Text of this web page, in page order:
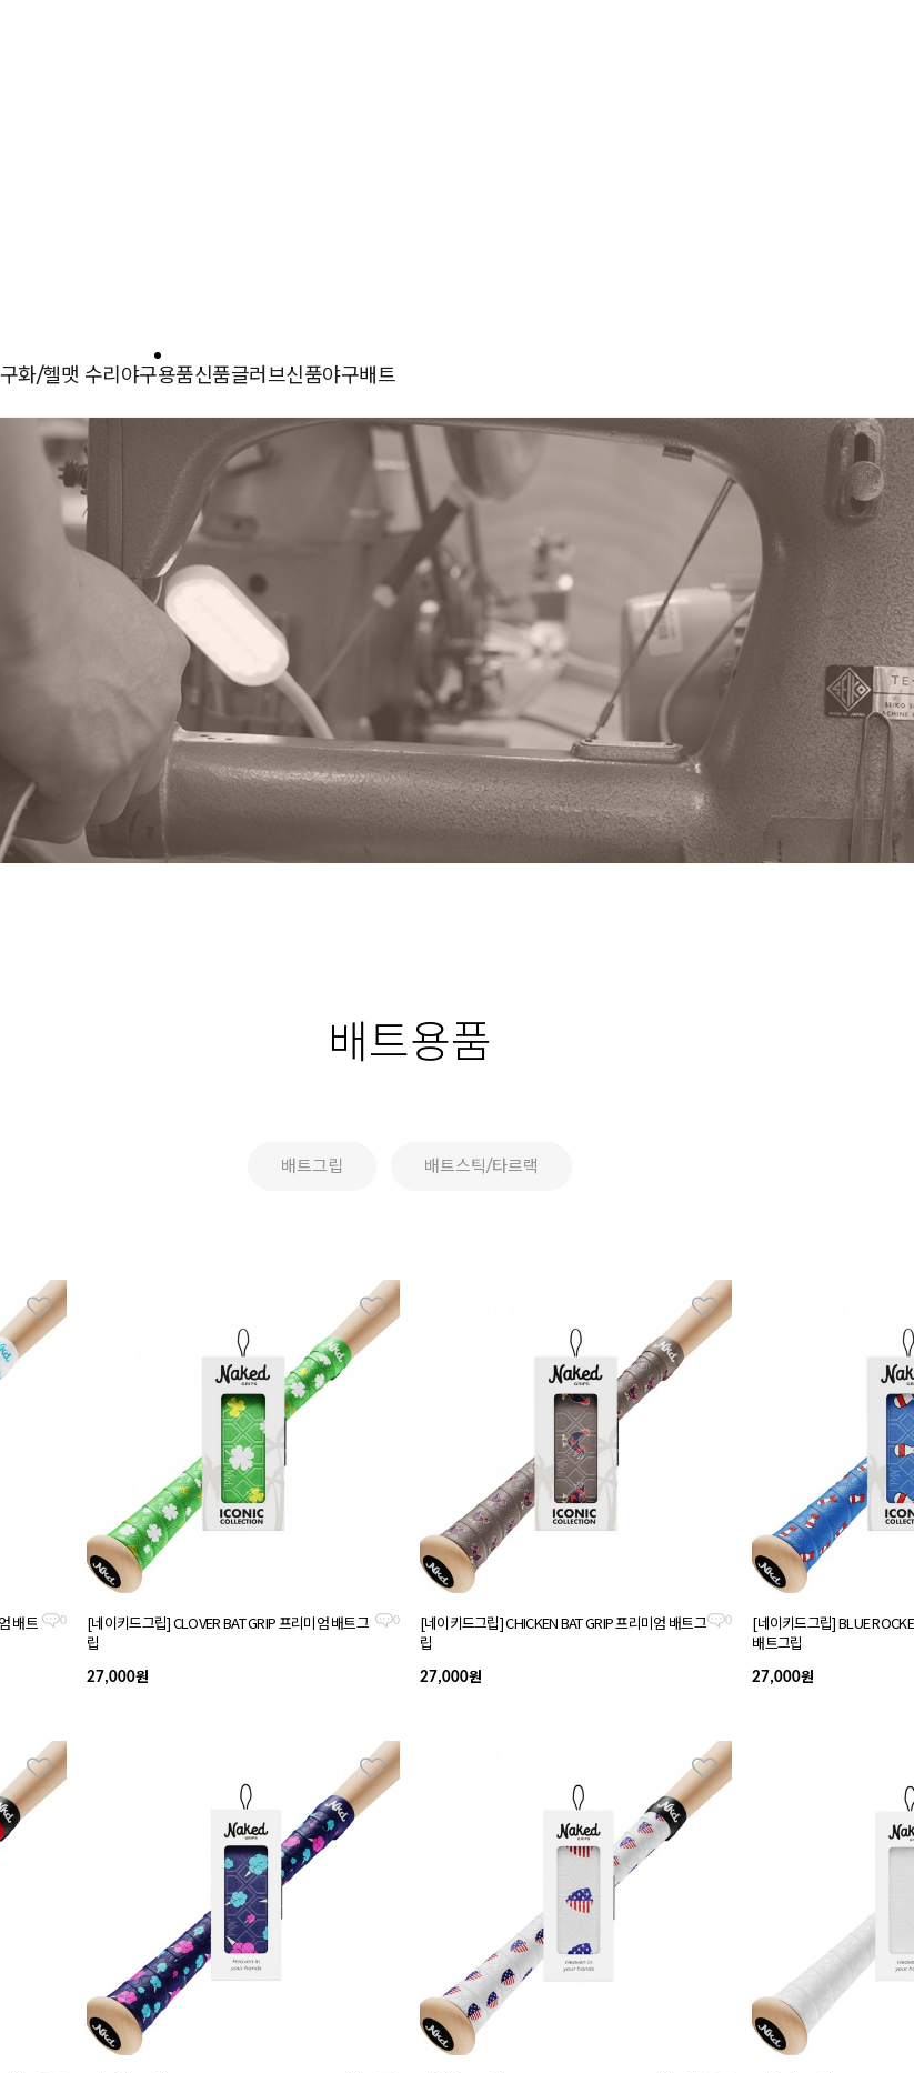
화/헬맷 수리 야구용품신품글러브신품야구배트
배트용품
배트그립 배트스틱/타르랙
0
배트
0
[네이키드그립] CLOVER BAT GRIP 프리미엄 배트그
립
27,000원
0
[네이키드그립] CHICKEN BAT GRIP 프리미엄 배트그
립
27,000원
[네이키드그립] BLUE
배트그립
27,000원